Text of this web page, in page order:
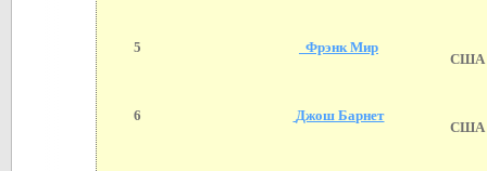
5 Фрэнк Мир
США
6 Джош Барнет
США